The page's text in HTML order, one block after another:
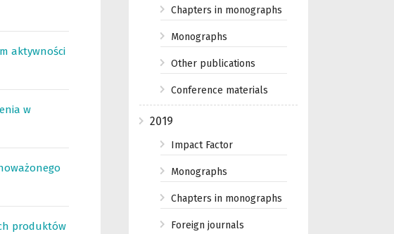
aktywności
w
produktów
Chapters in monographs
Monographs
Other publications
Conference materials
2019
Impact Factor
Monographs
Chapters in monographs
Foreign journals